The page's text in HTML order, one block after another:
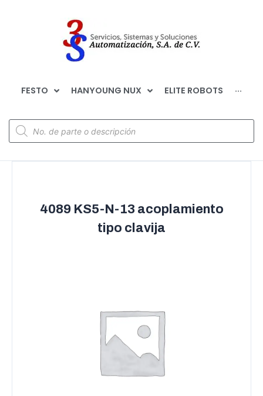
FESTO HANYOUNG NUX ELITE ROBOTS ···
4089 KS5-N-13 acoplamiento
tipo clavija